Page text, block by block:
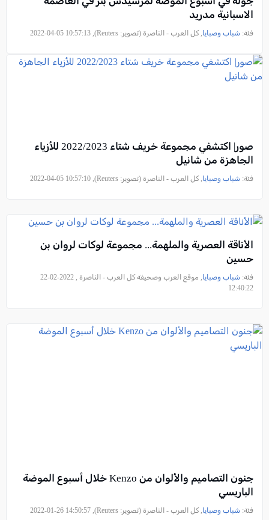
الاسبانية مدريد
فئة: شباب وصبايا, كل العرب - الناصرة (تصوير: Reuters), 2022-04-05 10:57:13
صور| اكتشفي مجموعة خريف شتاء 2022/2023 للأزياء
الجاهزة من شانيل
فئة: شباب وصبايا, كل العرب - الناصرة (تصوير: Reuters), 2022-04-05 10:57:10
الأناقة العصرية والملهمة... مجموعة لوكات لروان بن
حسين
فئة: شباب وصبايا
, موقع العرب وصحيفة كل العرب - الناصرة , 2022-02-22
12:40:22
جنون التصاميم والألوان من Kenzo خلال أسبوع الموضة
الباريسي
فئة: شباب وصبايا, كل العرب - الناصرة (تصوير: Reuters), 2022-01-26 14:50:57